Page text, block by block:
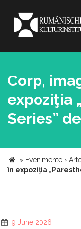
Corp,
expoziţia
Series”
» Evenimente ›
în expoziţia
9 June 2026